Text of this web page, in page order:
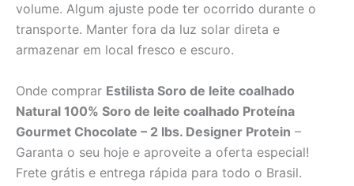
volume. Algum ajuste pode ter ocorrido durante o
transporte. Manter fora da luz solar direta e
armazenar em local fresco e escuro.
Onde comprar Estilista Soro de leite coalhado
Natural 100% Soro de leite coalhado Proteína
Gourmet Chocolate – 2 lbs. Designer Protein –
Garanta o seu hoje e aproveite a oferta especial!
Frete grátis e entrega rápida para todo o Brasil.